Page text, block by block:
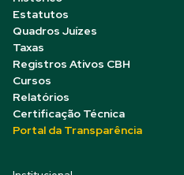
Estatutos
Quadros Juízes
Taxas
Registros Ativos CBH
Cursos
Relatórios
Certificação Técnica
Portal da Transparência